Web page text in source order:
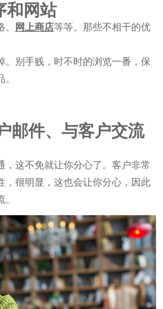
和网站
网上商店等等。那些不相干的优
。别手贱，时不时的浏览一番，保
邮件、与客户交流
这不免就让你分心了。客户非常
，很明显，这也会让你分心，因此